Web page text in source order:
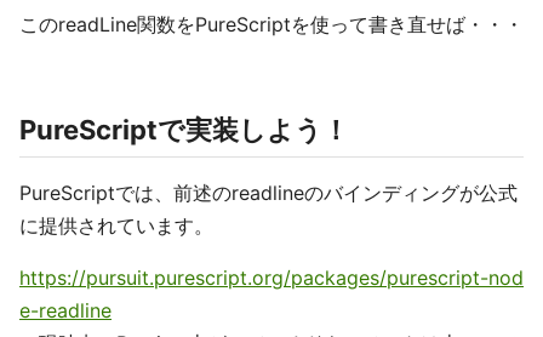
このreadLine関数をPureScriptを使って書き直せば・・・
PureScriptで実装しよう！
PureScriptでは、前述のreadlineのバインディングが公式
に提供されています。
https://pursuit.purescript.org/packages/purescript-nod
e-readline